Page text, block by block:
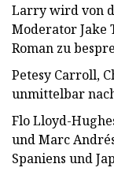
Larry wird von
Moderator Jake
Roman zu
Petesy Carroll,
unmittelbar
Flo Lloyd-
und Marc
Spaniens und